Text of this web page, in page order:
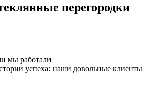
перегородки
мы работали
успеха: наши довольные клиенты